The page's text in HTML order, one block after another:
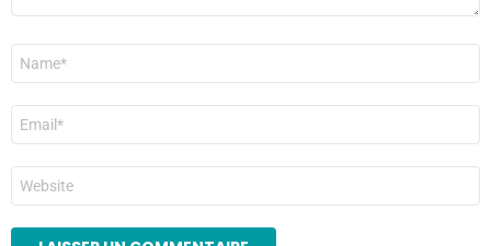
Nom
E-
mail
*
Site
web